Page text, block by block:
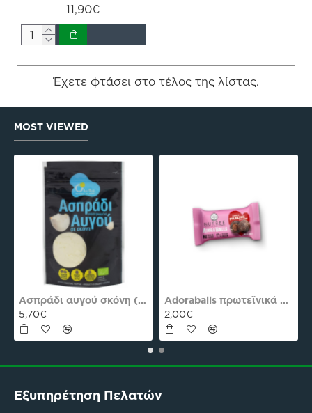
11,90€
Έχετε φτάσει στο τέλος της λίστας.
MOST VIEWED
Ασπράδι αυγού σκόνη (Αλβουμίνη) Ola-Bio 50gr
5,70€
Adoraballs πρωτεϊνικά μπαλάκια choco praline delight 40γρ Nutree Χ.ΓΛ
2,00€
Εξυπηρέτηση Πελατών